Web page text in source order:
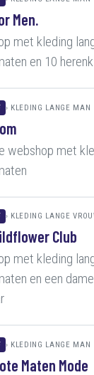
Men.
met kleding
en 10
KLEDING LANGE MAN
webshop met
KLEDING LANGE
Club
met kleding
en een
KLEDING LANGE MAN
Maten Mode